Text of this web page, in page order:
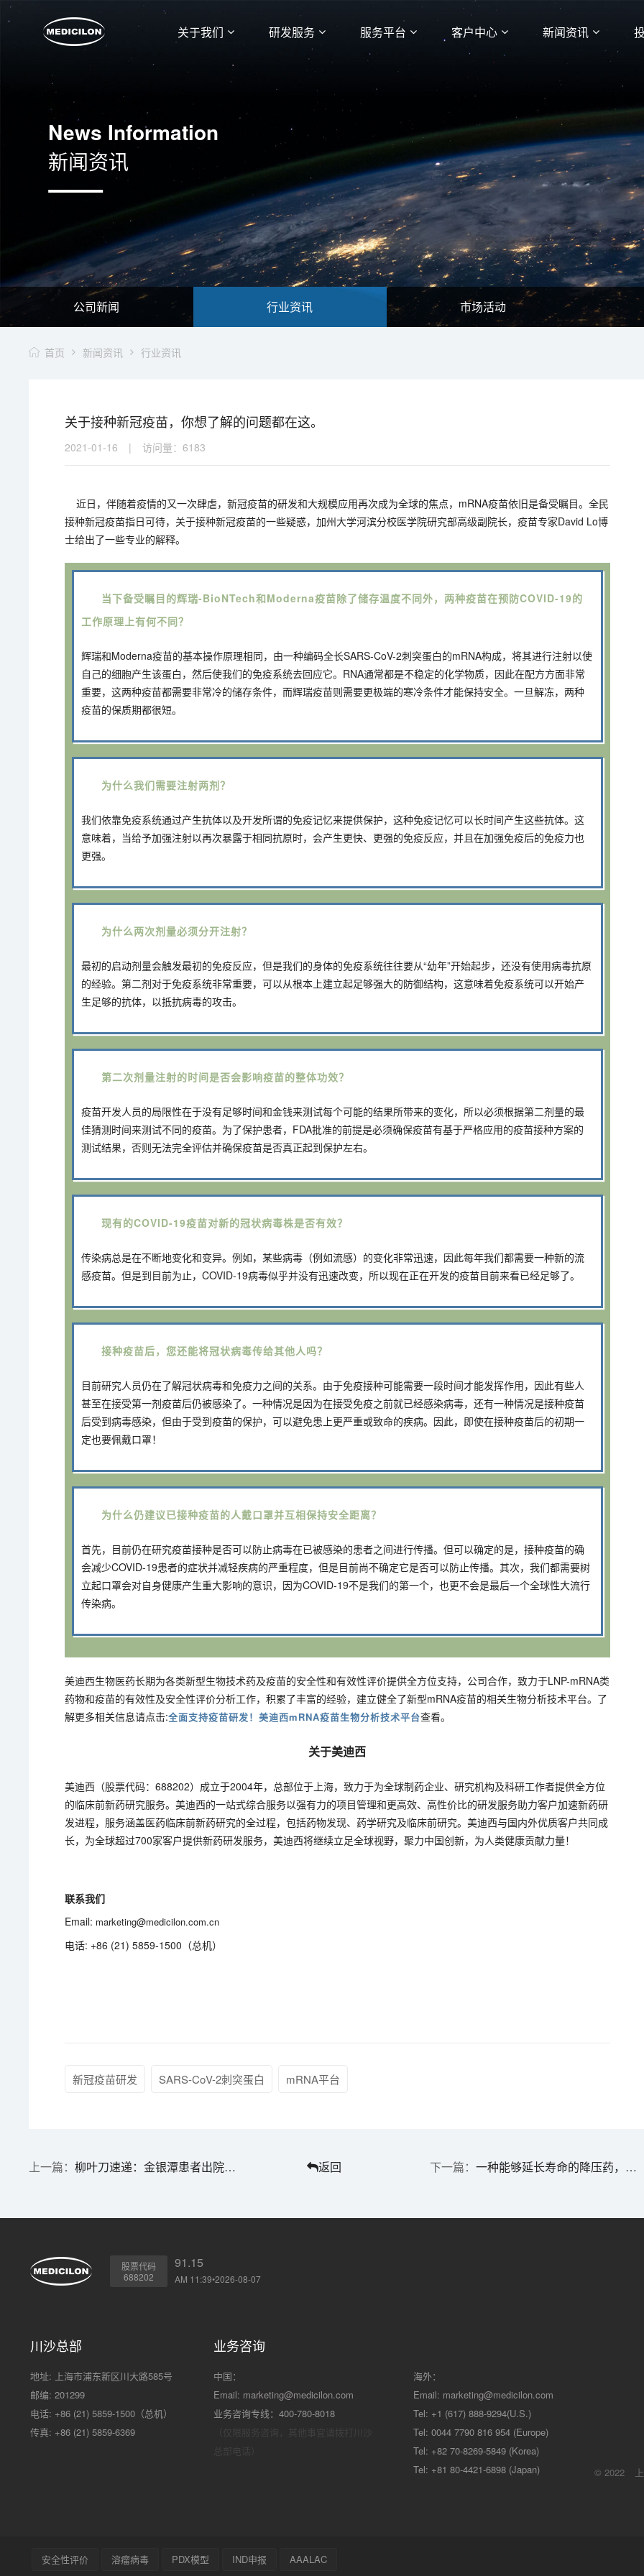
关于我们 研发服务 服务平台 客户中心 新闻资讯
News Information
新闻资讯
公司新闻 行业资讯 市场活动
首页 新闻资讯 行业资讯
关于接种新冠疫苗，你想了解的问题都在这。
2021-01-16 | 访问量：6183
近日，伴随着疫情的又一次肆虐，新冠疫苗的研发和大规模应用再次成为全球的焦点，mRNA疫苗依旧是备受瞩目。全民
接种新冠疫苗指日可待，关于接种新冠疫苗的一些疑惑，加州大学河滨分校医学院研究部高级副院长，疫苗专家David Lo博
士给出了一些专业的解释。
当下备受瞩目的辉瑞-BioNTech和Moderna疫苗除了储存温度不同外，两种疫苗在预防COVID-19的
工作原理上有何不同？
辉瑞和Moderna疫苗的基本操作原理相同，由一种编码全长SARS-CoV-2刺突蛋白的mRNA构成，将其进行注射以使
自己的细胞产生该蛋白，然后使我们的免疫系统去回应它。RNA通常都是不稳定的化学物质，因此在配方方面非常
重要，这两种疫苗都需要非常冷的储存条件，而辉瑞疫苗则需要更极端的寒冷条件才能保持安全。一旦解冻，两种
疫苗的保质期都很短。
为什么我们需要注射两剂？
我们依靠免疫系统通过产生抗体以及开发所谓的免疫记忆来提供保护，这种免疫记忆可以长时间产生这些抗体。这
意味着，当给予加强注射以再次暴露于相同抗原时，会产生更快、更强的免疫反应，并且在加强免疫后的免疫力也
更强。
为什么两次剂量必须分开注射？
最初的启动剂量会触发最初的免疫反应，但是我们的身体的免疫系统往往要从“幼年”开始起步，还没有使用病毒抗原
的经验。第二剂对于免疫系统非常重要，可以从根本上建立起足够强大的防御结构，这意味着免疫系统可以开始产
生足够的抗体，以抵抗病毒的攻击。
第二次剂量注射的时间是否会影响疫苗的整体功效？
疫苗开发人员的局限性在于没有足够时间和金钱来测试每个可能的结果所带来的变化，所以必须根据第二剂量的最
佳猜测时间来测试不同的疫苗。为了保护患者，FDA批准的前提是必须确保疫苗有基于严格应用的疫苗接种方案的
测试结果，否则无法完全评估并确保疫苗是否真正起到保护左右。
现有的COVID-19疫苗对新的冠状病毒株是否有效？
传染病总是在不断地变化和变异。例如，某些病毒（例如流感）的变化非常迅速，因此每年我们都需要一种新的流
感疫苗。但是到目前为止，COVID-19病毒似乎并没有迅速改变，所以现在正在开发的疫苗目前来看已经足够了。
接种疫苗后，您还能将冠状病毒传给其他人吗？
目前研究人员仍在了解冠状病毒和免疫力之间的关系。由于免疫接种可能需要一段时间才能发挥作用，因此有些人
甚至在接受第一剂疫苗后仍被感染了。一种情况是因为在接受免疫之前就已经感染病毒，还有一种情况是接种疫苗
后受到病毒感染，但由于受到疫苗的保护，可以避免患上更严重或致命的疾病。因此，即使在接种疫苗后的初期一
定也要佩戴口罩！
为什么仍建议已接种疫苗的人戴口罩并互相保持安全距离？
首先，目前仍在研究疫苗接种是否可以防止病毒在已被感染的患者之间进行传播。但可以确定的是，接种疫苗的确
会减少COVID-19患者的症状并减轻疾病的严重程度，但是目前尚不确定它是否可以防止传播。其次，我们都需要树
立起口罩会对自身健康产生重大影响的意识，因为COVID-19不是我们的第一个，也更不会是最后一个全球性大流行
传染病。
美迪西生物医药长期为各类新型生物技术药及疫苗的安全性和有效性评价提供全方位支持，公司合作，致力于LNP-mRNA类
药物和疫苗的有效性及安全性评价分析工作，积累了丰富的经验，建立健全了新型mRNA疫苗的相关生物分析技术平台。了
解更多相关信息请点击:全面支持疫苗研发！美迪西mRNA疫苗生物分析技术平台查看。
关于美迪西
美迪西（股票代码：688202）成立于2004年，总部位于上海，致力于为全球制药企业、研究机构及科研工作者提供全方位
的临床前新药研究服务。美迪西的一站式综合服务以强有力的项目管理和更高效、高性价比的研发服务助力客户加速新药研
发进程，服务涵盖医药临床前新药研究的全过程，包括药物发现、药学研究及临床前研究。美迪西与国内外优质客户共同成
长，为全球超过700家客户提供新药研发服务，美迪西将继续立足全球视野，聚力中国创新，为人类健康贡献力量！
联系我们
Email: marketing@medicilon.com.cn
电话: +86 (21) 5859-1500（总机）
新冠疫苗研发 SARS-CoV-2刺突蛋白 mRNA平台
柳叶刀速递：金银潭患者出院半年后，76%仍有健康影响！ 返回 一种能够延长寿命的降压药，你听说过吗？
股票代码
688202
91.15
AM 11:39•2026-08-07
川沙总部
地址: 上海市浦东新区川大路585号
邮编: 201299
电话: +86 (21) 5859-1500（总机）
传真: +86 (21) 5859-6369
业务咨询
中国：
Email: marketing@medicilon.com
业务咨询专线：400-780-8018
海外：
Email: marketing@medicilon.com
Tel: +1 (617) 888-9294(U.S.)
Tel: 0044 7790 816 954 (Europe)
Tel: +82 70-8269-5849 (Korea)
Tel: +81 80-4421-6898 (Japan)
© 2022
安全性评价 溶瘤病毒 PDX模型 IND申报 AAALAC